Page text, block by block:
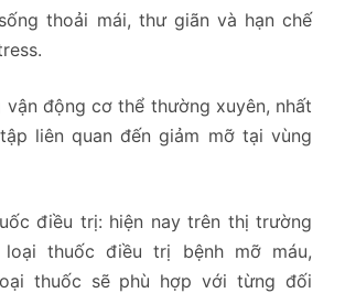
thoải mái, thư giãn và hạn chế
vận động cơ thể thường xuyên, nhất
liên quan đến giảm mỡ tại vùng
điều trị: hiện nay trên thị trường
thuốc điều trị bệnh mỡ máu,
thuốc sẽ phù hợp với từng đối